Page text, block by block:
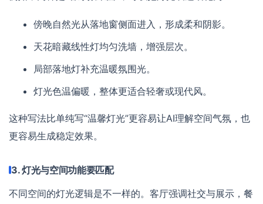
傍晚自然光从落地窗侧面进入，形成柔和阴影。
天花暗藏线性灯均匀洗墙，增强层次。
局部落地灯补充温暖氛围光。
灯光色温偏暖，整体更适合轻奢或现代风。
这种写法比单纯写“温馨灯光”更容易让AI理解空间气氛，也
更容易生成稳定效果。
3. 灯光与空间功能要匹配
不同空间的灯光逻辑是不一样的。客厅强调社交与展示，餐